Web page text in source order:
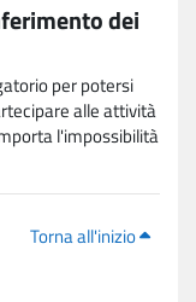
dei
per potersi
alle attività
l'impossibilità
Torna all'inizio